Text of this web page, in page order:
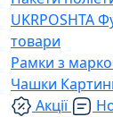
UKRPOSHTA
товари
Рамки з
Чашки
Акції